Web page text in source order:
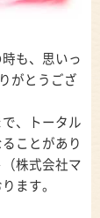
も、思いっ
がとうござ
、トータル
ことがあり
株式会社マ
ます。